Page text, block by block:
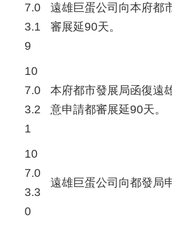
7.0
3.1
9
遠雄巨蛋公司向本府都
審展延90天。
10
7.0
3.2
1
本府都市發展局函復遠
意申請都審展延90天。
10
7.0
3.3
0
遠雄巨蛋公司向都發局